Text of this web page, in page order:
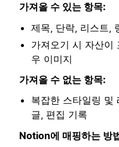
가져올 수 있는 항목:
제목, 단락, 리스트,
가져오기 시 자산이
우 이미지
가져올 수 없는 항목:
복잡한 스타일링 및
글, 편집 기록
Notion에 매핑하는 방